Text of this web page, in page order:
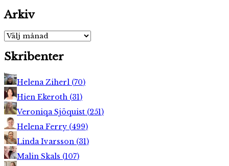
Arkiv
Arkiv
Skribenter
Helena Ziherl (70)
Hien Ekeroth (31)
Veroniqa Sjöquist (251)
Helena Ferry (499)
Linda Ivarsson (31)
Malin Skals (107)